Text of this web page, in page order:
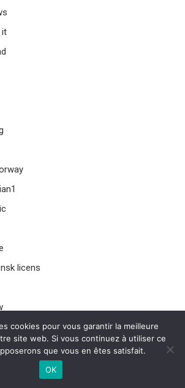
it
licens
cookies pour vous garantir la meilleure
site web. Si vous continuez à utiliser ce
que vous en êtes satisfait.
OK